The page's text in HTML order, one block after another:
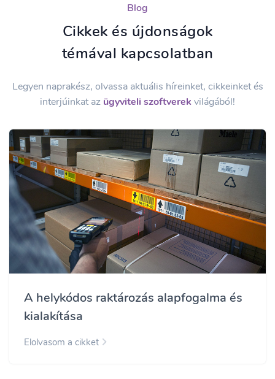
Blog
Cikkek és újdonságok
témával kapcsolatban
Legyen naprakész, olvassa aktuális híreinket, cikkeinket és
interjúinkat az ügyviteli szoftverekvilágából!
A helykódos raktározás alapfogalma és
kialakítása
Elolvasom a cikket